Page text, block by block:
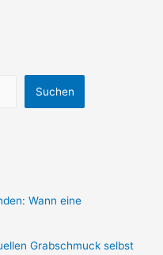
Suchen
Wann eine
Grabschmuck selbst